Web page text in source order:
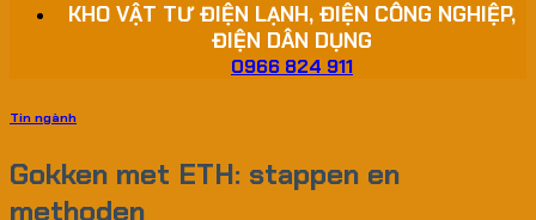
KHO VẬT TƯ ĐIỆN LẠNH, ĐIỆN CÔNG NGHIỆP,
ĐIỆN DÂN DỤNG
0966 824 911
Tin ngành
Gokken met ETH: stappen en
methoden